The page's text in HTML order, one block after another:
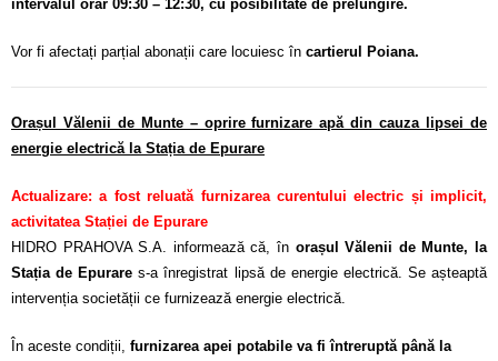
intervalul orar 09:30 – 12:30, cu posibilitate de prelungire.
Vor fi afectați parțial abonații care locuiesc în cartierul Poiana.
Orașul Vălenii de Munte – oprire furnizare apă din cauza lipsei de
energie electrică la Stația de Epurare
Actualizare: a fost reluată furnizarea curentului electric și implicit,
activitatea Stației de Epurare
HIDRO PRAHOVA S.A. informează că, în orașul Vălenii de Munte, la
Stația de Epurare s-a înregistrat lipsă de energie electrică. Se așteaptă
intervenția societății ce furnizează energie electrică.
În aceste condiții, furnizarea apei potabile va fi întreruptă până la